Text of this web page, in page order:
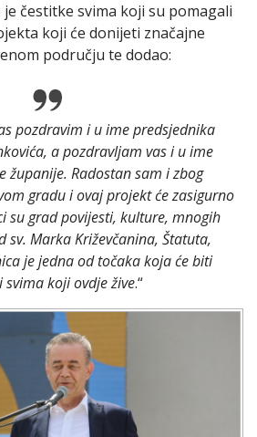
čestitke svima koji su pomagali
koji će donijeti značajne
području te dodao:
pozdravim i u ime predsjednika
a pozdravljam vas i u ime
županije. Radostan sam i zbog
gradu i ovaj projekt će zasigurno
su grad povijesti, kulture, mnogih
sv. Marka Križevčanina, Štatuta,
je jedna od točaka koja će biti
koji ovdje žive.“